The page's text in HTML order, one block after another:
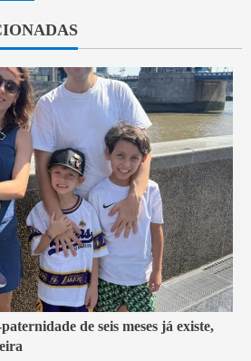
de seis meses já existe,